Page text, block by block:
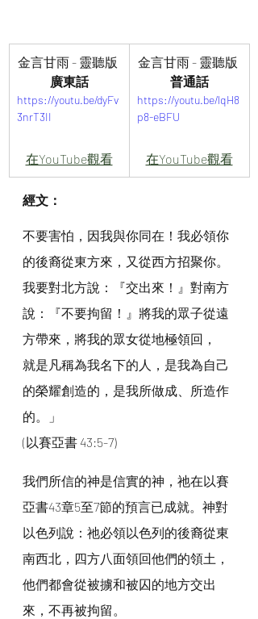
金言甘雨 - 靈聽版
廣東話
https://youtu.be/dyFv
3nrT3II
在YouTube觀看
金言甘雨 - 靈聽版
普通話
https://youtu.be/lqH8
p8-eBFU
在YouTube觀看
經文：
不要害怕，因我與你同在！我必領你
的後裔從東方來，又從西方招聚你。
我要對北方說：『交出來！』對南方
說：『不要拘留！』將我的眾子從遠
方帶來，將我的眾女從地極領回，
就是凡稱為我名下的人，是我為自己
的榮耀創造的，是我所做成、所造作
的。」
(以賽亞書 43:5-7)
我們所信的神是信實的神，祂在以賽
亞書43章5至7節的預言已成就。神對
以色列說：祂必領以色列的後裔從東
南西北，四方八面領回他們的領土，
他們都會從被擄和被囚的地方交出
來，不再被拘留。